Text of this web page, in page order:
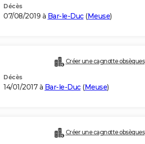
Décès
07/08/2019 à Bar-le-Duc(Meuse)
Créer une cagnotte obsèques
Décès
14/01/2017 à Bar-le-Duc(Meuse)
Créer une cagnotte obsèques